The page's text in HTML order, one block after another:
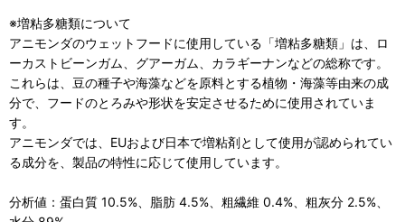
※増粘多糖類について
アニモンダのウェットフードに使用している「増粘多糖類」は、ロ
ーカストビーンガム、グアーガム、カラギーナンなどの総称です。
これらは、豆の種子や海藻などを原料とする植物・海藻等由来の成
分で、フードのとろみや形状を安定させるために使用されていま
す。
アニモンダでは、EUおよび日本で増粘剤として使用が認められてい
る成分を、製品の特性に応じて使用しています。
分析値：蛋白質 10.5%、脂肪 4.5%、粗繊維 0.4%、粗灰分 2.5%、